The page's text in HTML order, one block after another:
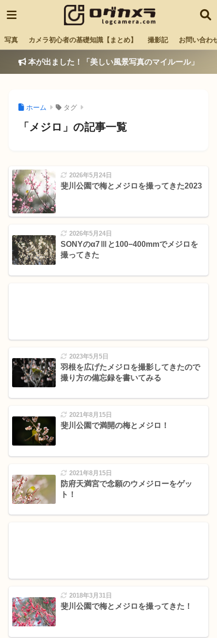
写真 カメラ初心者の基礎知識【まとめ】 撮影記 お問い合わ
本が出ました！「美しい風景写真のマイルール」
ホーム タグ
「メジロ」の記事一覧
2026年5月24日
斐川公園で梅とメジロを撮ってきた2023
2026年5月24日
SONYのα7Ⅲと100−400mmでメジロを
撮ってきた
2023年5月5日
羽根を広げたメジロを撮影してきたので
撮り方の備忘録を書いてみる
2021年8月15日
斐川公園で満開の梅とメジロ！
2021年8月15日
防府天満宮で念願のウメジローをゲッ
ト！
2018年3月31日
斐川公園で梅とメジロを撮ってきた！